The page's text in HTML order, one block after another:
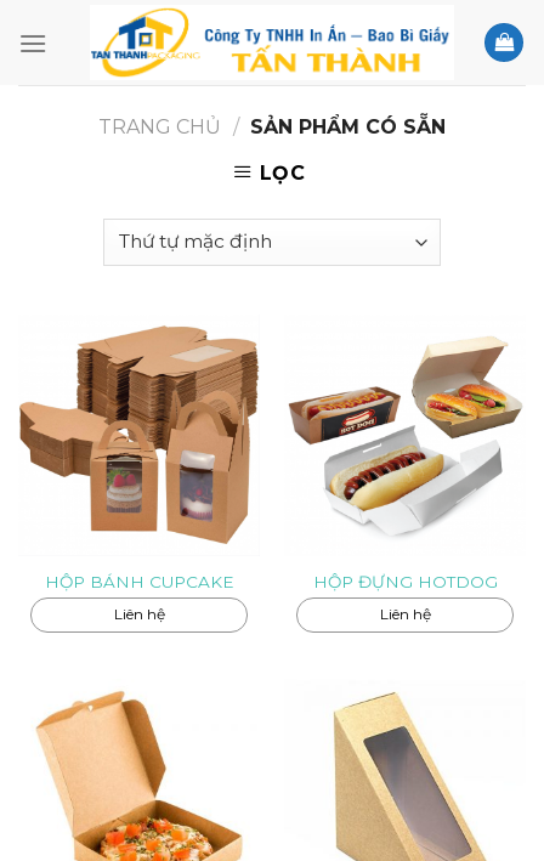
TRANG CHỦ / SẢN PHẨM CÓ SẴN
LỌC
HỘP BÁNH CUPCAKE
Liên hệ
HỘP ĐỰNG HOTDOG
Liên hệ